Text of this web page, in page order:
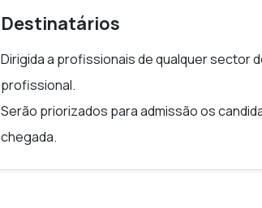
organização.
Destinatários
Dirigida a profissionais de qualquer sector
profissional.
Serão priorizados para admissão os
chegada.